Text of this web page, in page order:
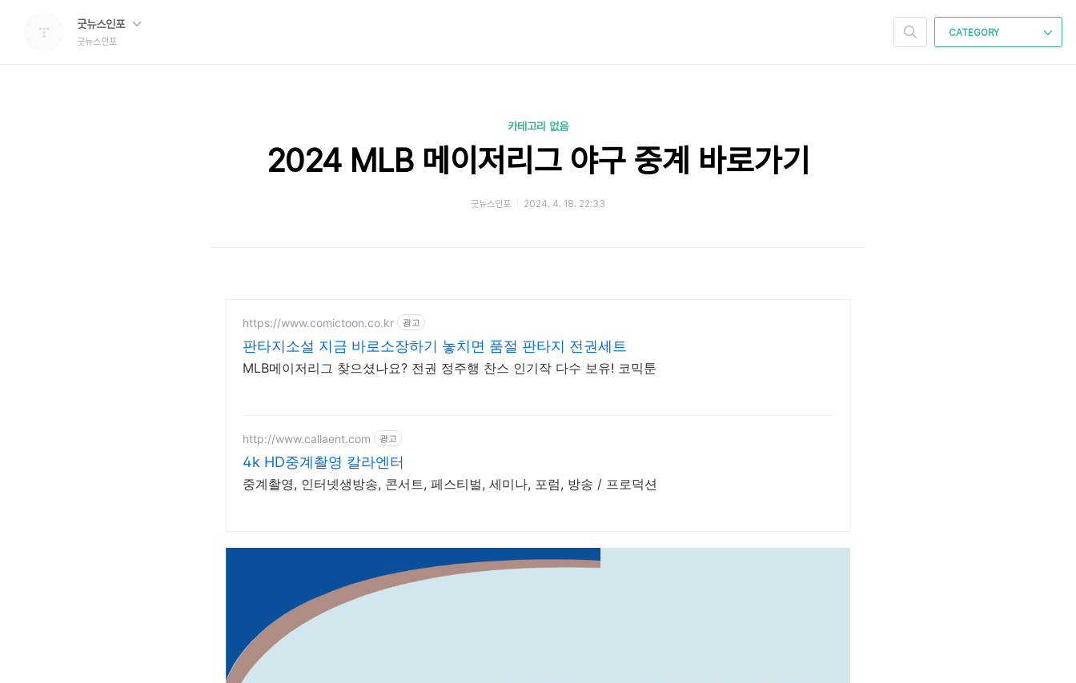
굿뉴스인포
굿뉴스인포
CATEGORY
카테고리 없음
2024 MLB 메이저리그 야구 중계 바로가기
굿뉴스인포 2024. 4. 18. 22:33
https://www.comictoon.co.kr 광고
판타지소설 지금 바로소장하기 놓치면 품절 판타지 전권세트
MLB메이저리그 찾으셨나요? 전권 정주행 찬스 인기작 다수 보유! 코믹툰
http://www.callaent.com 광고
4k HD중계촬영 칼라엔터
중계촬영, 인터넷생방송, 콘서트, 페스티벌, 세미나, 포럼, 방송 / 프로덕션